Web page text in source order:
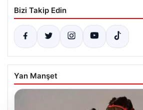
Bizi Takip Edin
Yan Manşet